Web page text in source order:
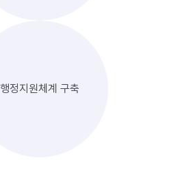
행정지원체계 구축